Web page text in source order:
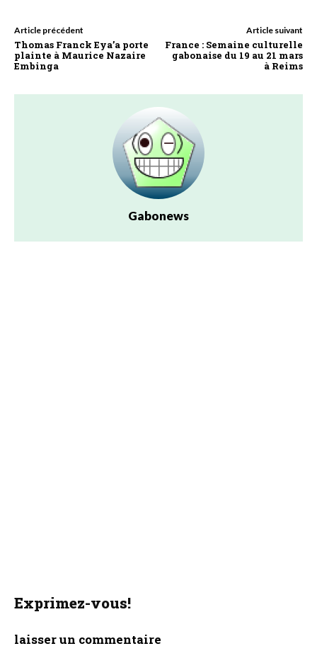
Article précédent
Thomas Franck Eya’a porte
plainte à Maurice Nazaire
Embinga
Article suivant
France : Semaine culturelle
gabonaise du 19 au 21 mars
à Reims
Gabonews
Exprimez-vous!
laisser un commentaire